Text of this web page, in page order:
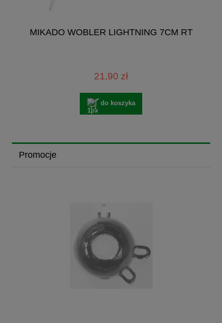
MIKADO WOBLER LIGHTNING 7CM RT
21,90 zł
do koszyka
Promocje